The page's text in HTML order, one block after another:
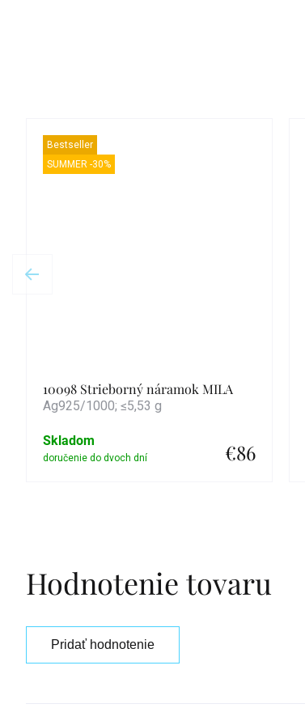
Bestseller
SUMMER -30%
10098 Strieborný náramok MILA
Ag925/1000; ≤5,53 g
€86
Skladom
Hodnotenie tovaru
Pridať hodnotenie